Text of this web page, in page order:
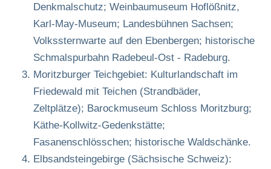
Denkmalschutz; Weinbaumuseum Hoflößnitz,
Karl-May-Museum; Landesbühnen Sachsen;
Volkssternwarte auf den Ebenbergen; historische
Schmalspurbahn Radebeul-Ost - Radeburg.
Moritzburger Teichgebiet: Kulturlandschaft im
Friedewald mit Teichen (Strandbäder,
Zeltplätze); Barockmuseum Schloss Moritzburg;
Käthe-Kollwitz-Gedenkstätte;
Fasanenschlösschen; historische Waldschänke.
Elbsandsteingebirge (Sächsische Schweiz):